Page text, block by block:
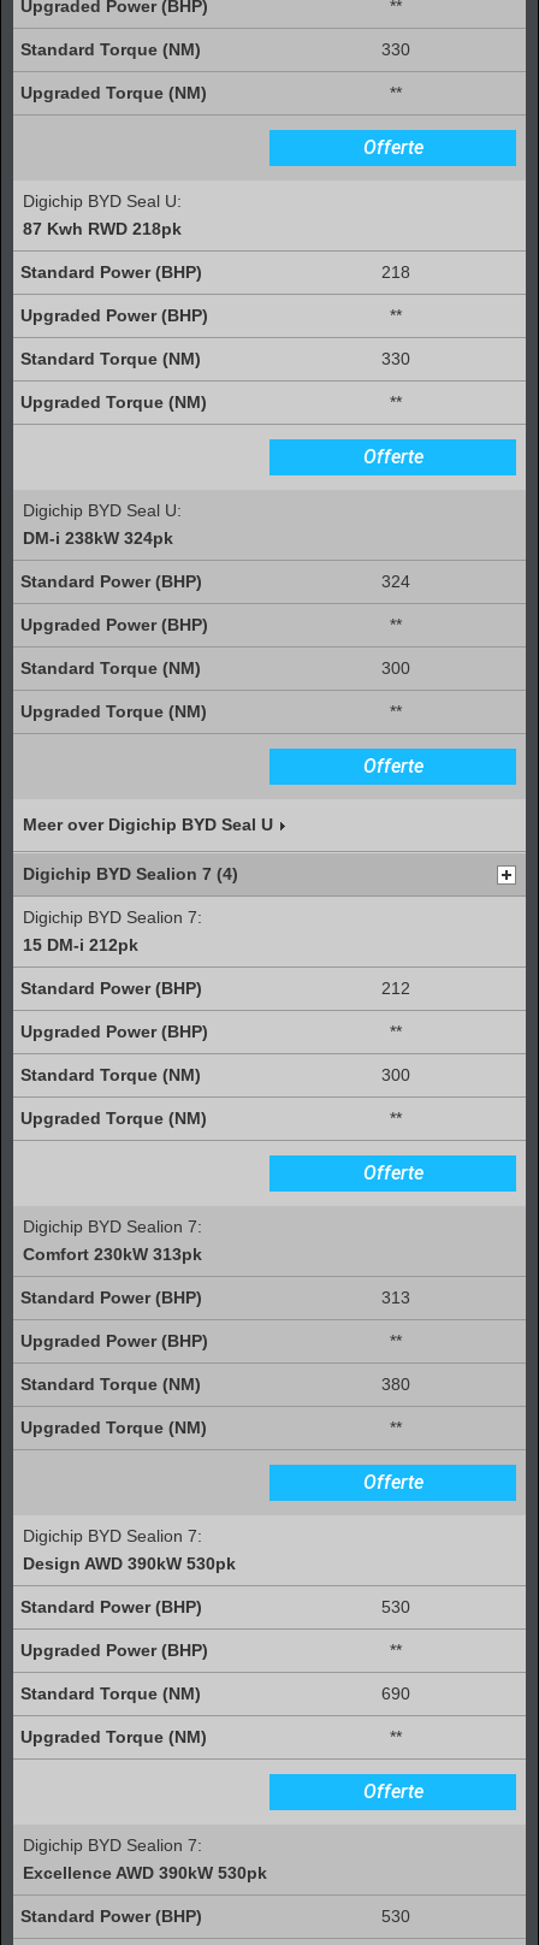
**
330
**
Offerte
Digichip BYD Seal U:
87 Kwh RWD 218pk
218
**
330
**
Offerte
Digichip BYD Seal U:
DM-i 238kW 324pk
324
**
300
**
Offerte
Meer over Digichip BYD Seal U
Digichip BYD Sealion 7 (4)
Digichip BYD Sealion 7:
15 DM-i 212pk
212
**
300
**
Offerte
Digichip BYD Sealion 7:
Comfort 230kW 313pk
313
**
380
**
Offerte
Digichip BYD Sealion 7:
Design AWD 390kW 530pk
530
**
690
**
Offerte
Digichip BYD Sealion 7:
Excellence AWD 390kW 530pk
530